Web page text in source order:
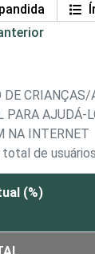
PARA AJUDÁ-
NA INTERNET
de
(%)